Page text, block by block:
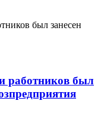
работников был